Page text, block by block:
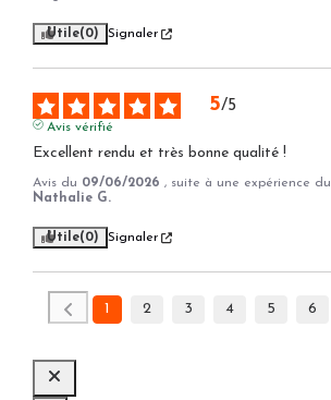
Utile(0) Signaler
5/5
Avis vérifié
Excellent rendu et très bonne qualité !
Avis du 09/06/2026 , suite à une expérience du
Nathalie G.
Utile(0) Signaler
1 2 3 4 5 6